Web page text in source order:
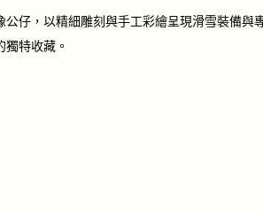
公仔，以精細雕刻與手工彩繪呈現滑雪裝備與
特收藏。